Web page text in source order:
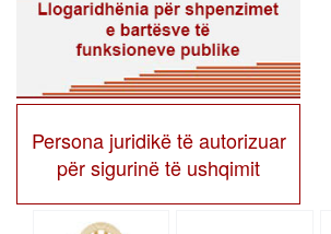
Persona juridikë të autorizuar
për sigurinë të ushqimit